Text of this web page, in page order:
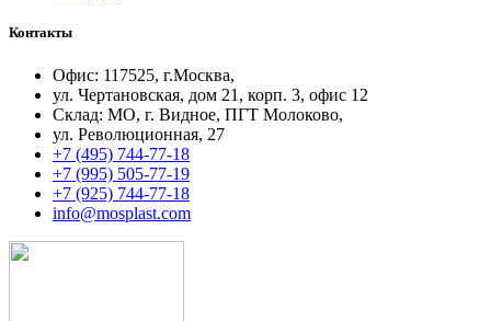
Контакты
Офис: 117525, г.Москва,
ул. Чертановская, дом 21, корп. 3, офис 12
Склад: МО, г. Видное, ПГТ Молоково,
ул. Революционная, 27
+7 (495) 744-77-18
+7 (995) 505-77-19
+7 (925) 744-77-18
info@mоsplast.com